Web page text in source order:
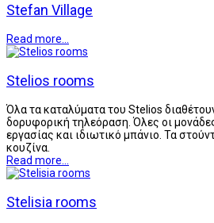
Stefan Village
Read more...
Stelios rooms
Όλα τα καταλύματα του Stelios
δορυφορική τηλεόραση. Όλες οι
εργασίας και ιδιωτικό μπάνιο. Τα
κουζίνα.
Read more...
Stelisia rooms